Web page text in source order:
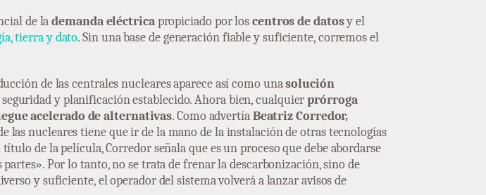
de lademanda eléctricapropiciado por loscentros de datosy el
tierra y dato. Sin una base de generación fiable y suficiente, corremos el
de las centrales nucleares aparece así como unasolución
y planificación establecido. Ahora bien, cualquierprórroga
acelerado de alternativas. Como advertíaBeatriz Corredor,
las nucleares tiene que ir de la mano de la instalación de otras tecnologías
de la película, Corredor señala que es un proceso que debe abordarse
Por lo tanto, no se trata de frenar la descarbonización, sino de
y suficiente, el operador del sistema volverá a lanzar avisos de